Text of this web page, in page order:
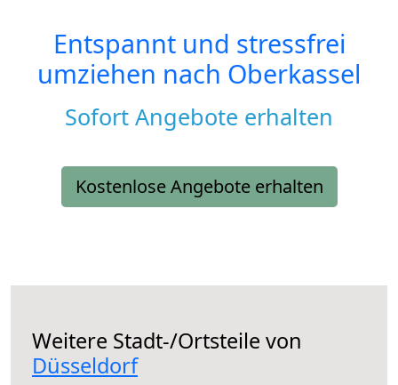
Entspannt und stressfrei
umziehen nach Oberkassel
Sofort Angebote erhalten
Kostenlose Angebote erhalten
Weitere Stadt-/Ortsteile von
Düsseldorf